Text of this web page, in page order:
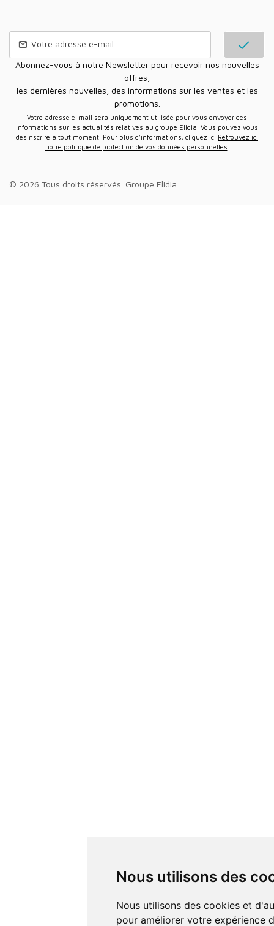
Nous utilisons des
Nous utilisons des cookies et d'autres technologies de suivi
pour améliorer votre expérience
Abonnez-vous à notre Newsletter pour recevoir nos nouvelles
offres,
les dernières nouvelles, des informations sur les ventes et les
promotions.
Votre adresse e-mail sera uniquement utilisée pour vous envoyer des
informations sur les actualités relatives au groupe Elidia. Vous pouvez vous
désinscrire à tout moment. Pour plus d’informations, cliquez ici Retrouvez ici
notre politique de protection de vos données personnelles
© 2026 Tous droits réservés. Groupe Elidia